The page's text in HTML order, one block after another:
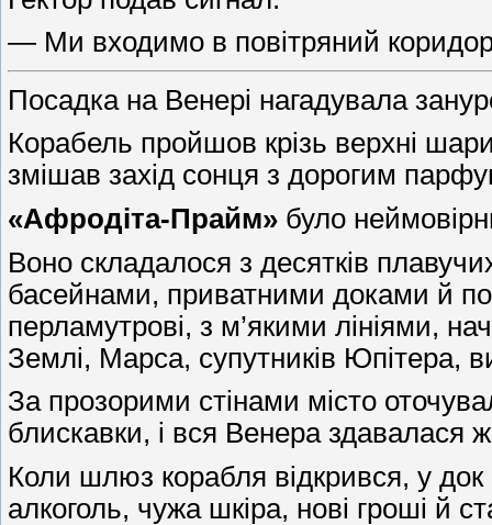
— Ми входимо в повітряний
Посадка на Венері нагадувала
Корабель пройшов крізь верхні
змішав захід сонця з дорогим
«Афродіта-Прайм» було
Воно складалося з десятків
басейнами, приватними доками й
перламутрові, з м’якими лініями,
Землі, Марса, супутників Юпітера,
За прозорими стінами місто
блискавки, і вся Венера здавалася
Коли шлюз корабля відкрився, у
алкоголь, чужа шкіра, нові гроші й